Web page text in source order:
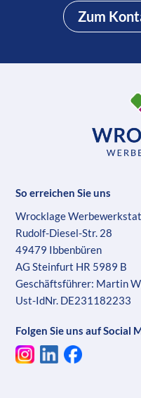
Zum
So erreichen Sie uns
Wrocklage
Rudolf-Diesel-Str. 28
49479 Ibbenbüren
AG Steinfurt HR 5989 B
Geschäftsführer: Martin
Ust-IdNr. DE231182233
Folgen Sie uns auf Social